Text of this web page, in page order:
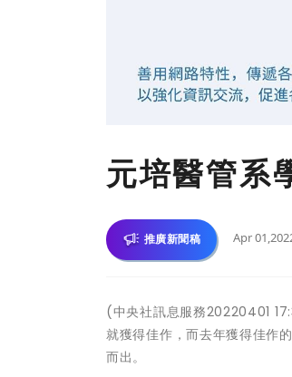
元培醫管系
推廣新聞稿 Apr
(中央社訊息服務20220401
就獲得佳作，而去年獲得佳作
而出。